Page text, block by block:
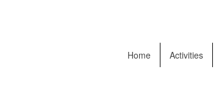
Home Activities